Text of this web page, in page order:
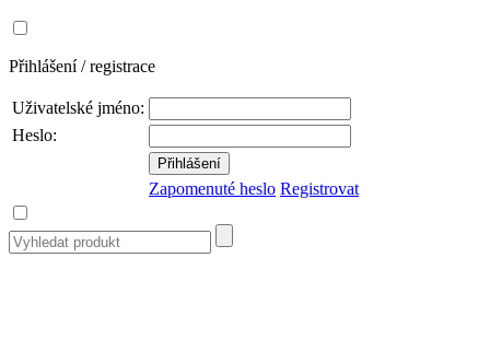
Přihlášení / registrace
Uživatelské jméno:
Heslo:
Zapomenuté heslo Registrovat